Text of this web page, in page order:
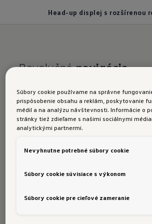
Head-up displej s rozšírenou
Revolučnánavigácia
Head-up displej s
rozšírenou
tom, čo je dôležité. Voliteľný
informácie priamo na čelné sklo a
Súbory cookie používame na správne
prispôsobenie obsahu a reklám, poskytovanie
médií a na analýzu návštevnosti. Informácie o
stránky tiež zdieľame s našimi sociálnymi
analytickými partnermi.
Nevyhnutne potrebné súbory cookie
Súbory cookie súvisiace s výkonom
Súbory cookie pre cieľové zameranie